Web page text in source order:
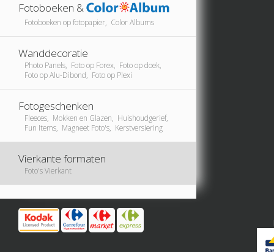
Fotoboeken &
Fotoboeken op fotopapier, Color Albums
Wanddecoratie
Photo Panels, Foto op Forex, Foto op doek,
Foto op Alu-Dibond, Foto op Plexi
Fotogeschenken
Fleeces, Mokken en Glazen, Huishoudgerief,
Fun Items, Magneet Foto's, Kerstversiering
Vierkante formaten
Foto's Vierkant